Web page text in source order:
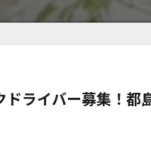
ドライバー募集！都